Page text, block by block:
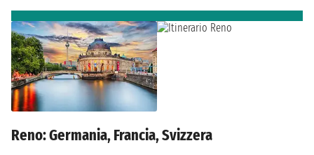
Reno: Germania, Francia, Svizzera